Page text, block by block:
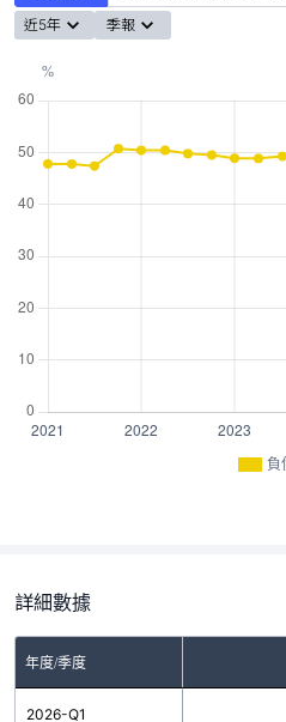
近5年 季報
負
詳細數據
年度/季度
2026-Q1